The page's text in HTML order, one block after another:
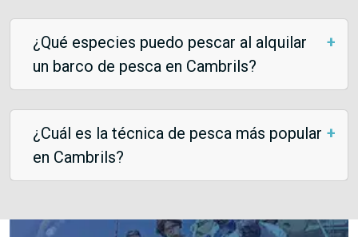
¿Qué especies puedo pescar al alquilar
un barco de pesca en Cambrils?
¿Cuál es la técnica de pesca más popular
en Cambrils?